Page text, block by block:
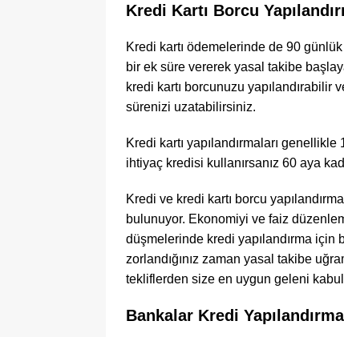
Kredi Kartı Borcu
Kredi kartı ödemelerinde de 90
bir ek süre vererek yasal takibe
kredi kartı borcunuzu
sürenizi uzatabilirsiniz.
Kredi kartı yapılandırmaları
ihtiyaç kredisi kullanırsanız 60 aya
Kredi ve kredi kartı borcu
bulunuyor. Ekonomiyi ve faiz
düşmelerinde kredi yapılandırma
zorlandığınız zaman yasal takibe
tekliflerden size en uygun geleni kabul
Bankalar Kredi Yapılandırma